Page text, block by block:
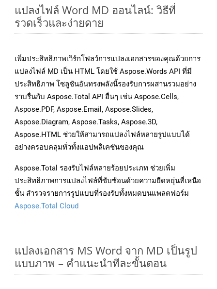
แปลงไฟล์ Word MD ออนไลน์: วิธีที่
รวดเร็วและง่ายดาย
เพิ่มประสิทธิภาพเวิร์กโฟลว์การแปลงเอกสารของคุณด้วยการ
แปลงไฟล์ MD เป็น HTML โดยใช้ Aspose.Words API ที่มี
ประสิทธิภาพ โซลูชันอันทรงพลังนี้รองรับการผสานรวมอย่าง
ราบรื่นกับ Aspose.Total API อื่นๆ เช่น Aspose.Cells,
Aspose.PDF, Aspose.Email, Aspose.Slides,
Aspose.Diagram, Aspose.Tasks, Aspose.3D,
Aspose.HTML ช่วยให้สามารถแปลงไฟล์หลายรูปแบบได้
อย่างครอบคลุมทั่วทั้งแอปพลิเคชันของคุณ
Aspose.Total รองรับไฟล์หลายร้อยประเภท ช่วยเพิ่ม
ประสิทธิภาพการแปลงไฟล์ที่ซับซ้อนด้วยความยืดหยุ่นที่เหนือ
ชั้น สำรวจรายการรูปแบบที่รองรับทั้งหมดบนแพลตฟอร์ม
Aspose.Total Cloud
แปลงเอกสาร MS Word จาก MD เป็นรูป
แบบภาพ – คำแนะนำทีละขั้นตอน